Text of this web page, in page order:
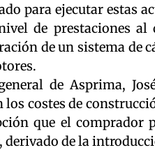
para ejecutar estas
de prestaciones al
de un sistema de
de Asprima,
costes de
que el comprador
de la